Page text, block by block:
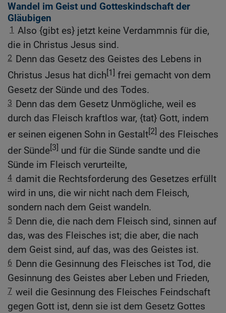
Wandel im Geist und Gotteskindschaft der
Gläubigen
1 Also {gibt es} jetzt keine Verdammnis für die,
die in Christus Jesus sind.
2 Denn das Gesetz des Geistes des Lebens in
Christus Jesus hat dich[1] frei gemacht von dem
Gesetz der Sünde und des Todes.
3 Denn das dem Gesetz Unmögliche, weil es
durch das Fleisch kraftlos war, {tat} Gott, indem
er seinen eigenen Sohn in Gestalt[2] des Fleisches
der Sünde[3] und für die Sünde sandte und die
Sünde im Fleisch verurteilte,
4 damit die Rechtsforderung des Gesetzes erfüllt
wird in uns, die wir nicht nach dem Fleisch,
sondern nach dem Geist wandeln.
5 Denn die, die nach dem Fleisch sind, sinnen auf
das, was des Fleisches ist; die aber, die nach
dem Geist sind, auf das, was des Geistes ist.
6 Denn die Gesinnung des Fleisches ist Tod, die
Gesinnung des Geistes aber Leben und Frieden,
7 weil die Gesinnung des Fleisches Feindschaft
gegen Gott ist, denn sie ist dem Gesetz Gottes